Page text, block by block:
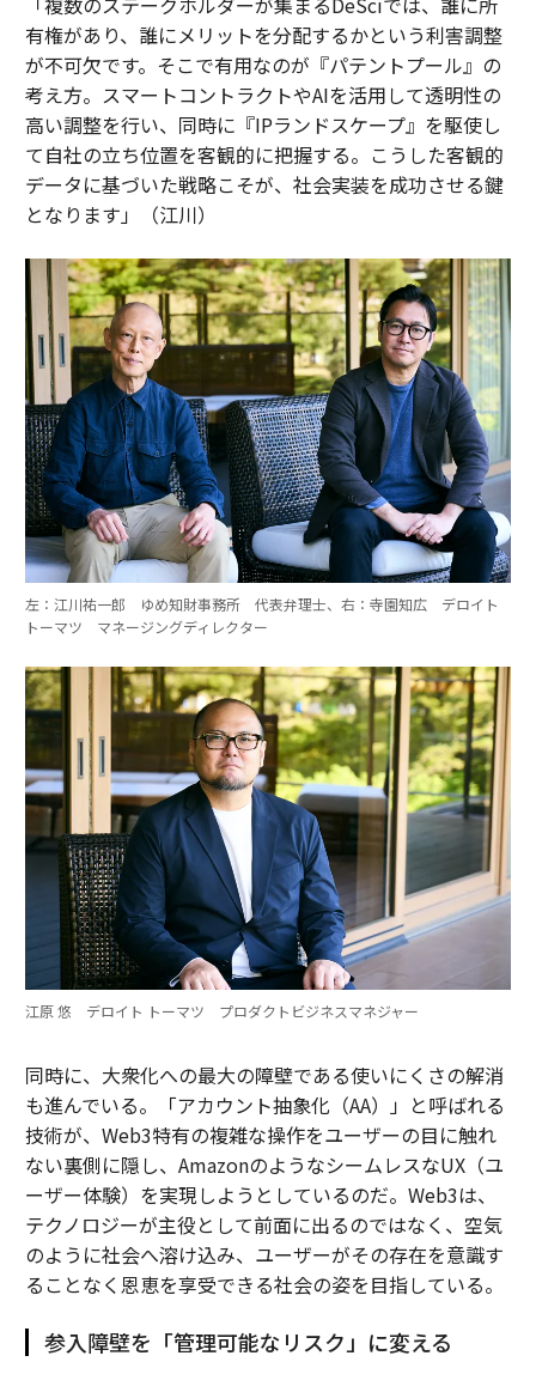
有権があり、誰にメリットを分配するかという利害調整
が不可欠です。そこで有用なのが『パテントプール』の
考え方。スマートコントラクトやAIを活用して透明性の
高い調整を行い、同時に『IPランドスケープ』を駆使し
て自社の立ち位置を客観的に把握する。こうした客観的
データに基づいた戦略こそが、社会実装を成功させる鍵
となります」（江川）
左：江川祐一郎 ゆめ知財事務所 代表弁理士、右：寺園知広 デロイト
トーマツ マネージングディレクター
江原 悠 デロイト トーマツ プロダクトビジネスマネジャー
同時に、大衆化への最大の障壁である使いにくさの解消
も進んでいる。「アカウント抽象化（AA）」と呼ばれる
技術が、Web3特有の複雑な操作をユーザーの目に触れ
ない裏側に隠し、AmazonのようなシームレスなUX（ユ
ーザー体験）を実現しようとしているのだ。Web3は、
テクノロジーが主役として前面に出るのではなく、空気
のように社会へ溶け込み、ユーザーがその存在を意識す
ることなく恩恵を享受できる社会の姿を目指している。
参入障壁を「管理可能なリスク」に変える